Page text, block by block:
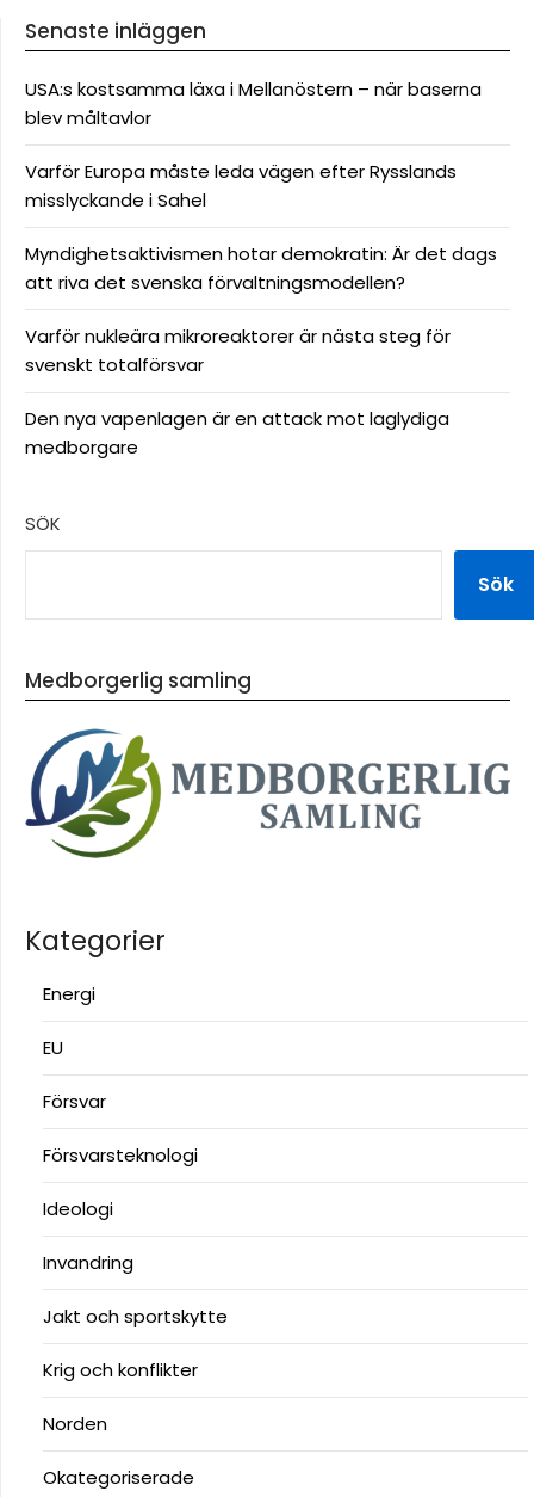
Senaste inläggen
USA:s kostsamma läxa i Mellanöstern – när baserna
blev måltavlor
Varför Europa måste leda vägen efter Rysslands
misslyckande i Sahel
Myndighetsaktivismen hotar demokratin: Är det dags
att riva det svenska förvaltningsmodellen?
Varför nukleära mikroreaktorer är nästa steg för
svenskt totalförsvar
Den nya vapenlagen är en attack mot laglydiga
medborgare
SÖK
Sök
Medborgerlig samling
Kategorier
Energi
EU
Försvar
Försvarsteknologi
Ideologi
Invandring
Jakt och sportskytte
Krig och konflikter
Norden
Okategoriserade